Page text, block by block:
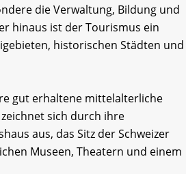
die Verwaltung, Bildung und
hinaus ist der Tourismus ein
historischen Städten und
gut erhaltene mittelalterliche
sich durch ihre
aus, das Sitz der Schweizer
Museen, Theatern und einem